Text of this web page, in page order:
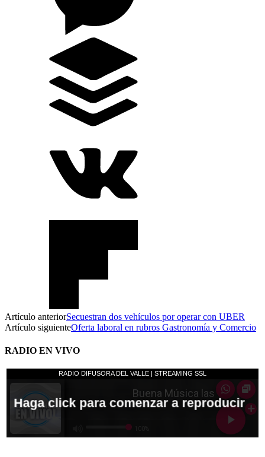
Artículo anteriorSecuestran dos vehículos por operar con UBER
Artículo siguienteOferta laboral en rubros Gastronomía y Comercio
RADIO EN VIVO